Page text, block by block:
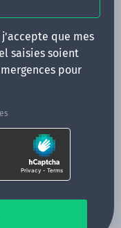
que mes
saisies soient
pour